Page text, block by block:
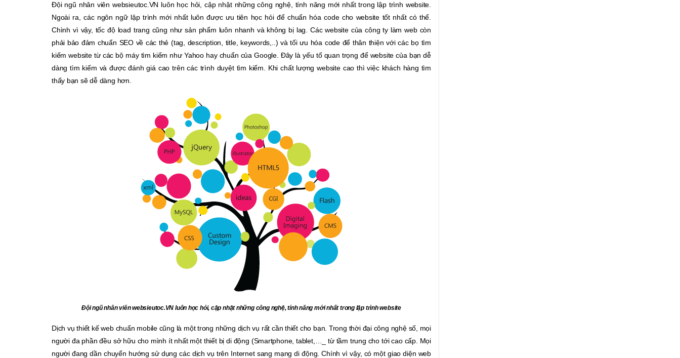
Đội ngũ nhân viên websieutoc.VN luôn học hỏi, cập nhật những công nghệ, tính năng mới nhất trong lập trình website.
Ngoài ra, các ngôn ngữ lập trình mới nhất luôn được ưu tiên học hỏi để chuẩn hóa code cho website tốt nhất có thể.
Chình vì vậy, tốc độ load trang cũng như sản phẩm luôn nhanh và không bị lag. Các website của công ty làm web còn
phải bảo đảm chuẩn SEO về các thẻ (tag, description, title, keywords,..) và tối ưu hóa code để thân thiện với các bọ tìm
kiếm website từ các bộ máy tìm kiếm như Yahoo hay chuẩn của Google. Đây là yếu tố quan trọng để website của bạn dễ
dàng tìm kiếm và được đánh giá cao trên các trình duyệt tìm kiếm. Khi chất lượng website cao thì việc khách hàng tìm
thấy bạn sẽ dễ dàng hơn.
Đội ngũ nhân viên websieutoc.VN luôn học hỏi, cập nhật những công nghệ, tính năng mới nhất trong lập trình website
Dịch vụ thiết kế web chuẩn mobile cũng là một trong những dịch vụ rất cần thiết cho bạn. Trong thời đại công nghệ số, mọi
người đa phần đều sở hữu cho mình ít nhất một thiết bị di động (Smartphone, tablet,…_ từ tầm trung cho tới cao cấp. Mọi
người đang dần chuyển hướng sử dụng các dịch vụ trên Internet sang mạng di động. Chính vì vậy, có một giao diện web